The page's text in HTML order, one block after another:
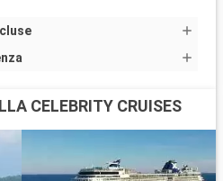
CELEBRITY CRUISES